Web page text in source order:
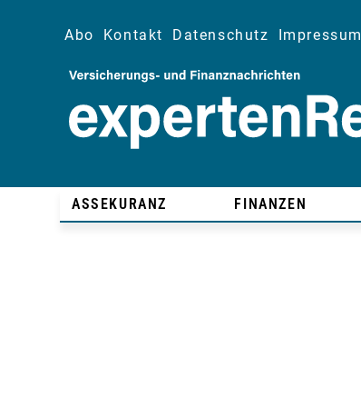
Abo Kontakt Datenschutz Impressum
ASSEKURANZ FINANZEN